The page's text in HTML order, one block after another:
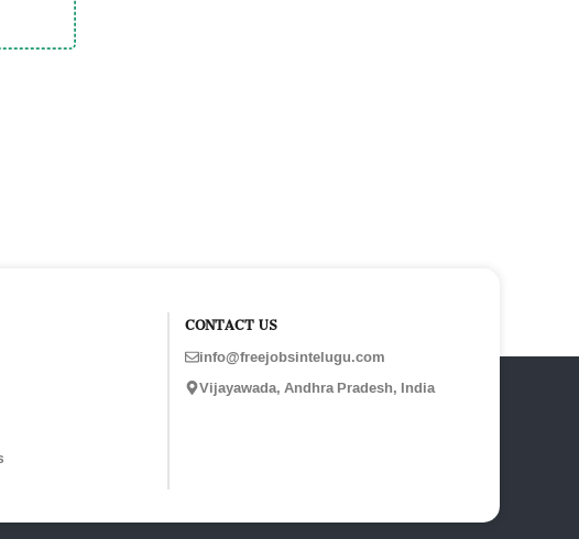
CONTACT US
info@freejobsintelugu.com
Vijayawada, Andhra Pradesh, India